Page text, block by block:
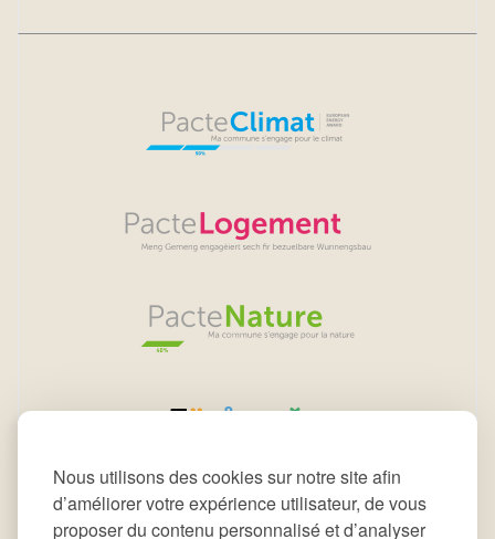
Nous utilisons des cookies sur notre site afin
d’améliorer votre expérience utilisateur, de vous
proposer du contenu personnalisé et d’analyser